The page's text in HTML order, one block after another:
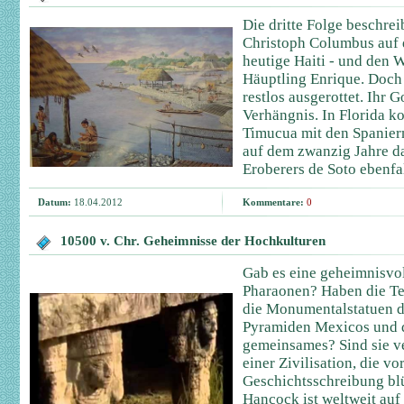
Die dritte Folge
Christoph Columbus
heutige Haiti - und den
Häuptling Enrique.
restlos ausgerottet. Ihr
Verhängnis. In Florida
Timucua mit den
auf dem zwanzig Jahre
Eroberers de Soto
Datum: 18.04.2012 Kommentare: 0
10500 v. Chr. Geheimnisse der Hochkulturen
Gab es eine
Pharaonen? Haben die
die Monumentalstatuen
Pyramiden Mexicos und
gemeinsames? Sind sie
einer Zivilisation, die
Geschichtsschreibung
Hancock ist weltweit auf